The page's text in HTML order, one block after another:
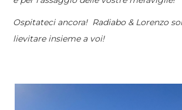
Ospitateci ancora! Radiabo & Lorenzo
lievitare insieme a voi!